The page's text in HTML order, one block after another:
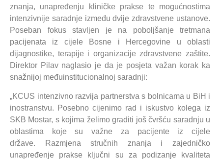
znanja, unapređenju kliničke prakse te mogućnostima
intenzivnije saradnje između dvije zdravstvene ustanove.
Poseban fokus stavljen je na poboljšanje tretmana
pacijenata iz cijele Bosne i Hercegovine u oblasti
dijagnostike, terapije i organizacije zdravstvene zaštite.
Direktor Pilav naglasio je da je posjeta važan korak ka
snažnijoj međuinstitucionalnoj saradnji:
„KCUS intenzivno razvija partnerstva s bolnicama u BiH i
inostranstvu. Posebno cijenimo rad i iskustvo kolega iz
SKB Mostar, s kojima želimo graditi još čvršću saradnju u
oblastima koje su važne za pacijente iz cijele
države. Razmjena stručnih znanja i zajedničko
unapređenje prakse ključni su za podizanje kvaliteta